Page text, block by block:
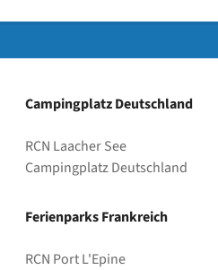
Campingplatz Deutschland
RCN Laacher See
Campingplatz Deutschland
Ferienparks Frankreich
RCN Port L'Epine